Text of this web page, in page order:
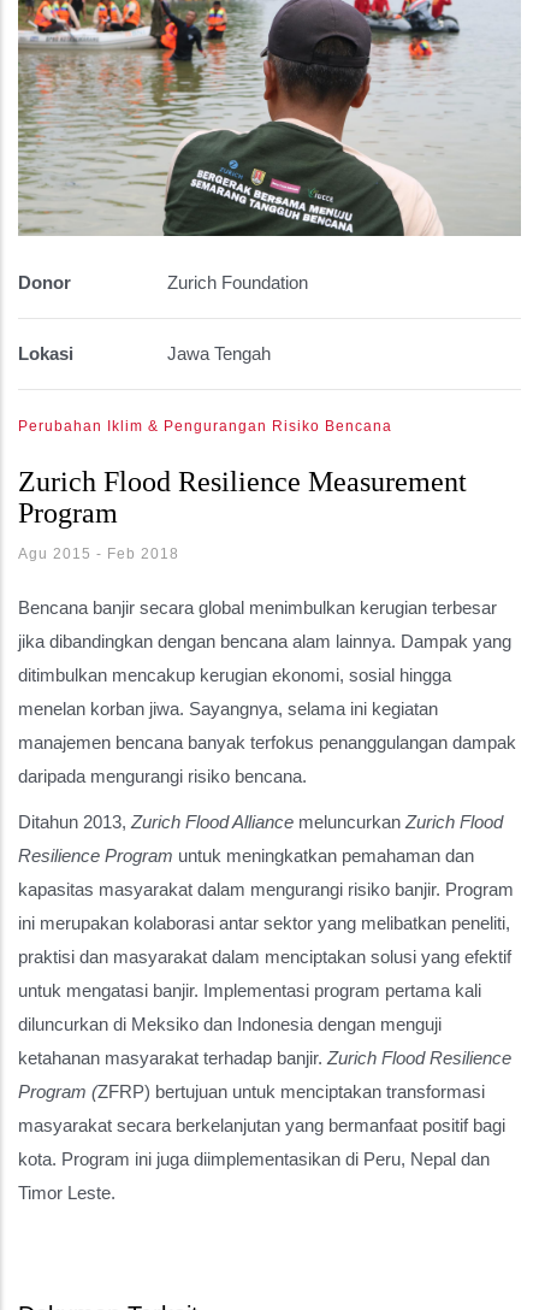
Donor Zurich Foundation
Lokasi Jawa Tengah
Perubahan Iklim & Pengurangan Risiko Bencana
Zurich Flood Resilience Measurement
Program
Agu 2015 - Feb 2018
Bencana banjir secara global menimbulkan kerugian terbesar
jika dibandingkan dengan bencana alam lainnya. Dampak yang
ditimbulkan mencakup kerugian ekonomi, sosial hingga
menelan korban jiwa. Sayangnya, selama ini kegiatan
manajemen bencana banyak terfokus penanggulangan dampak
daripada mengurangi risiko bencana.
Ditahun 2013, Zurich Flood Alliance meluncurkan Zurich Flood
Resilience Program untuk meningkatkan pemahaman dan
kapasitas masyarakat dalam mengurangi risiko banjir. Program
ini merupakan kolaborasi antar sektor yang melibatkan peneliti,
praktisi dan masyarakat dalam menciptakan solusi yang efektif
untuk mengatasi banjir. Implementasi program pertama kali
diluncurkan di Meksiko dan Indonesia dengan menguji
ketahanan masyarakat terhadap banjir. Zurich Flood Resilience
Program (ZFRP) bertujuan untuk menciptakan transformasi
masyarakat secara berkelanjutan yang bermanfaat positif bagi
kota. Program ini juga diimplementasikan di Peru, Nepal dan
Timor Leste.